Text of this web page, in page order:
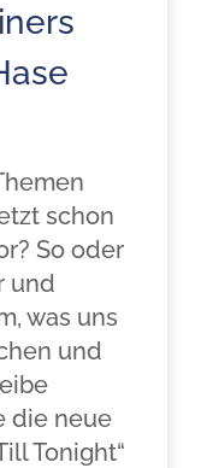
schon
So oder
und
was uns
und
die neue
Tonight“